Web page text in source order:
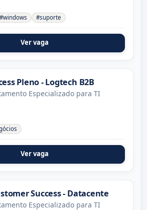
#windows #suporte
Ver vaga
Pleno - Logtech B2B
Especializado para TI
Ver vaga
Success - Datacente
Especializado para TI